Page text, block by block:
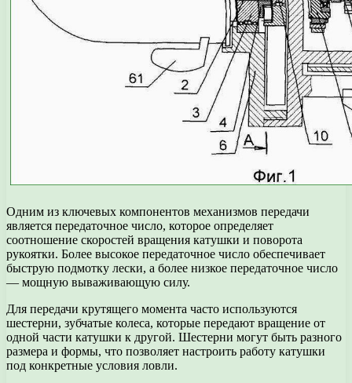
Одним из ключевых компонентов механизмов передачи
является передаточное число, которое определяет
соотношение скоростей вращения катушки и поворота
рукоятки. Более высокое передаточное число обеспечивает
быструю подмотку лески, а более низкое передаточное число
— мощную вываживающую силу.
Для передачи крутящего момента часто используются
шестерни, зубчатые колеса, которые передают вращение от
одной части катушки к другой. Шестерни могут быть разного
размера и формы, что позволяет настроить работу катушки
под конкретные условия ловли.